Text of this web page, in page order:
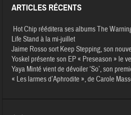
ARTICLES RÉCENTS
Hot Chip rééditera ses albums The
Life Stand à la mi-juillet
Jaime Rosso sort Keep Stepping, son
Yoskel présente son EP « Preseason » le
Yaya Minté vient de dévoiler ‘So’, son
« Les larmes d’Aphrodite », de Carole